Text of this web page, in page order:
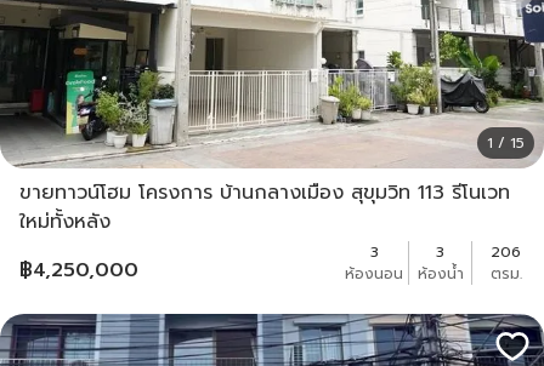
1 / 15
ขายทาวน์โฮม โครงการ บ้านกลางเมือง สุขุมวิท 113 รีโนเวท
ใหม่ทั้งหลัง
฿4,250,000
3
ห้องนอน
3
ห้องน้ำ
206
ตรม.